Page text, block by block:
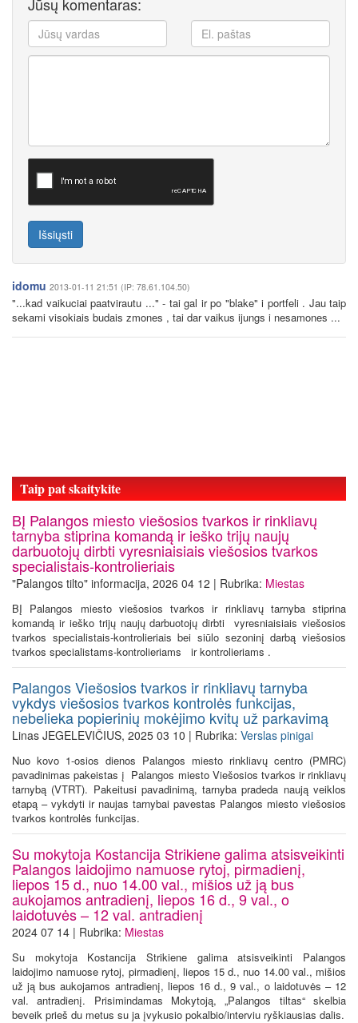
Išsiųsti
idomu 2013-01-11 21:51 (IP: 78.61.104.50)
"...kad vaikuciai paatvirautu ..." - tai gal ir po "blake" i portfeli . Jau taip
sekami visokiais budais zmones , tai dar vaikus ijungs i nesamones ...
Taip pat skaitykite
BĮ Palangos miesto viešosios tvarkos ir rinkliavų
tarnyba stiprina komandą ir ieško trijų naujų
darbuotojų dirbti vyresniaisiais viešosios tvarkos
specialistais-kontrolieriais
"Palangos tilto" informacija, 2026 04 12 | Rubrika: Miestas
BĮ Palangos miesto viešosios tvarkos ir rinkliavų tarnyba stiprina
komandą ir ieško trijų naujų darbuotojų dirbti vyresniaisiais viešosios
tvarkos specialistais-kontrolieriais bei siūlo sezoninį darbą viešosios
tvarkos specialistams-kontrolieriams ir kontrolieriams .
Palangos Viešosios tvarkos ir rinkliavų tarnyba
vykdys viešosios tvarkos kontrolės funkcijas,
nebelieka popierinių mokėjimo kvitų už parkavimą
Linas JEGELEVIČIUS, 2025 03 10 | Rubrika: Verslas pinigai
Nuo kovo 1-osios dienos Palangos miesto rinkliavų centro (PMRC)
pavadinimas pakeistas į Palangos miesto Viešosios tvarkos ir rinkliavų
tarnybą (VTRT). Pakeitusi pavadinimą, tarnyba pradeda naują veiklos
etapą – vykdyti ir naujas tarnybai pavestas Palangos miesto viešosios
tvarkos kontrolės funkcijas.
Su mokytoja Kostancija Strikiene galima atsisveikinti
Palangos laidojimo namuose rytoj, pirmadienį,
liepos 15 d., nuo 14.00 val., mišios už ją bus
aukojamos antradienį, liepos 16 d., 9 val., o
laidotuvės – 12 val. antradienį
2024 07 14 | Rubrika: Miestas
Su mokytoja Kostancija Strikiene galima atsisveikinti Palangos
laidojimo namuose rytoj, pirmadienį, liepos 15 d., nuo 14.00 val., mišios
už ją bus aukojamos antradienį, liepos 16 d., 9 val., o laidotuvės – 12
val. antradienį. Prisimindamas Mokytoją, „Palangos tiltas“ skelbia
beveik prieš du metus su ja įvykusio pokalbio/interviu ryškiausias dalis.